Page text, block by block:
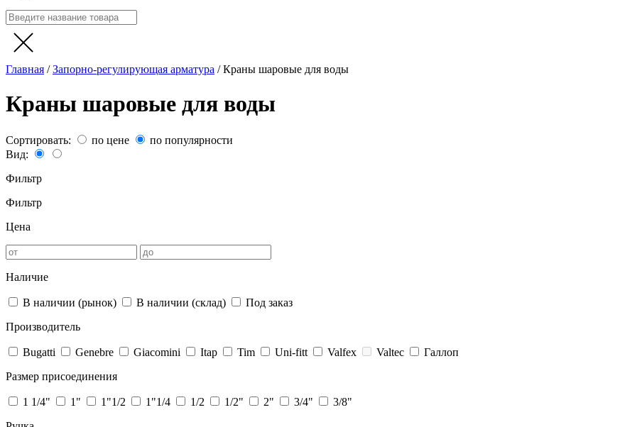
Главная /Запорно-регулирующая арматура /Краны шаровые для воды
Краны шаровые для воды
Сортировать: по цене
по популярности
Вид:
Фильтр
Фильтр
Цена
Наличие
В наличии (рынок) В наличии (склад)
Под заказ
Производитель
Bugatti Genebre Giacomini Itap Tim Uni-fitt Valfex Valtec
Галлоп
Размер присоединения
1 1/4" 1" 1"1/2 1"1/4 1/2 1/2" 2" 3/4"
3/8"